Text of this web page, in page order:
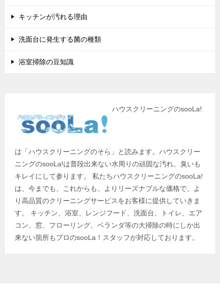
キッチンが汚れる理由
洗面台に発生する菌の種類
浴室掃除の豆知識
ハウスクリーニングのsooLa!
は「ハウスクリーニングのそら」と読みます。ハウスクリー
ニングのsooLa!は普段出来ない水周りの頑固な汚れ、臭いも
キレイにして参ります。 私たちハウスクリーニングのsooLa!
は、今までも、これからも、よりリーズナブルな価格で、よ
り高品質のクリーニングサービスをお客様に提供していきま
す。 キッチン、浴室、レンジフード、洗面台、トイレ、エア
コン、窓、フローリング、ベランダ等の大掃除の時にしか出
来ない箇所もプロのsooLa！スタッフが対応しております。